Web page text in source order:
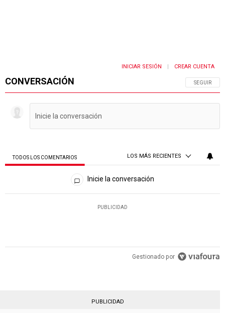
CONVERSACIÓN SIGA ESTA
SEGUIR
INICIAR SESIÓN CREAR CUENTA
TODOS LOS COMENTARIOS LOS MÁS RECIENTES
Todos los comentarios
Inicie la conversación
PUBLICIDAD
Gestionado por
PUBLICIDAD